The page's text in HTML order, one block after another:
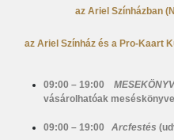
az Ariel Színházban
az Ariel Színház és a Pro-Kaart
09:00 – 19:00
vásárolhatóak
09:00 – 19:00 Arcfestés